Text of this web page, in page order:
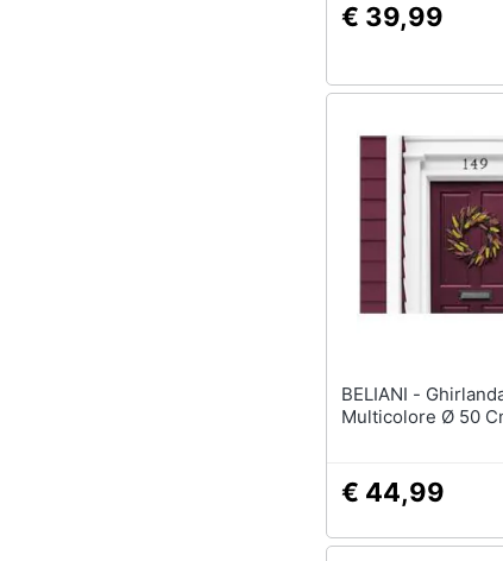
€ 39,99
BELIANI - Ghirlanda Decorativa
Multicolore Ø 50
€ 44,99